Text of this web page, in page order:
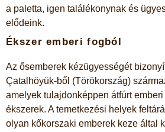
a paletta, igen találékonynak és
elődeink.
Ékszer emberi fogból
Az ősemberek kézügyességét
Çatalhöyük-ből (Törökország)
amelyek tulajdonképpen átfúrt
ékszerek. A temetkezési helyek
olyan kőkorszaki emberek keze által